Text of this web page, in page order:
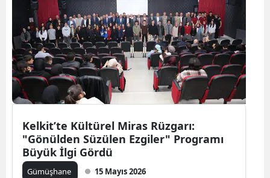
Kelkit’te Kültürel Miras Rüzgarı:
"Gönülden Süzülen Ezgiler" Programı
Büyük İlgi Gördü
Gümüşhane 15 Mayıs 2026